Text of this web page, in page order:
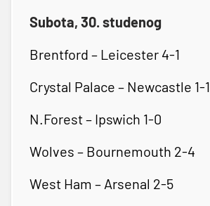
Subota, 30. studenog
Brentford – Leicester 4-1
Crystal Palace – Newcastle 1-1
N.Forest – Ipswich 1-0
Wolves – Bournemouth 2-4
West Ham – Arsenal 2-5